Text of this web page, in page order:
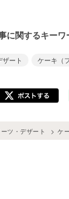
に関するキーワ
ート ケーキ（
ツ・デザート ケ